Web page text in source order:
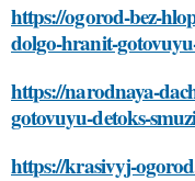
https://ogorod-bez-
dolgo-hranit-
https://narodnaya-
gotovuyu-detoks-
https://krasivyj-